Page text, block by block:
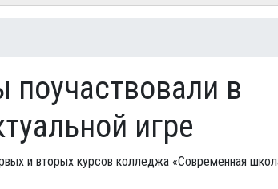
поучаствовали в
игре
и вторых курсов колледжа «Современная